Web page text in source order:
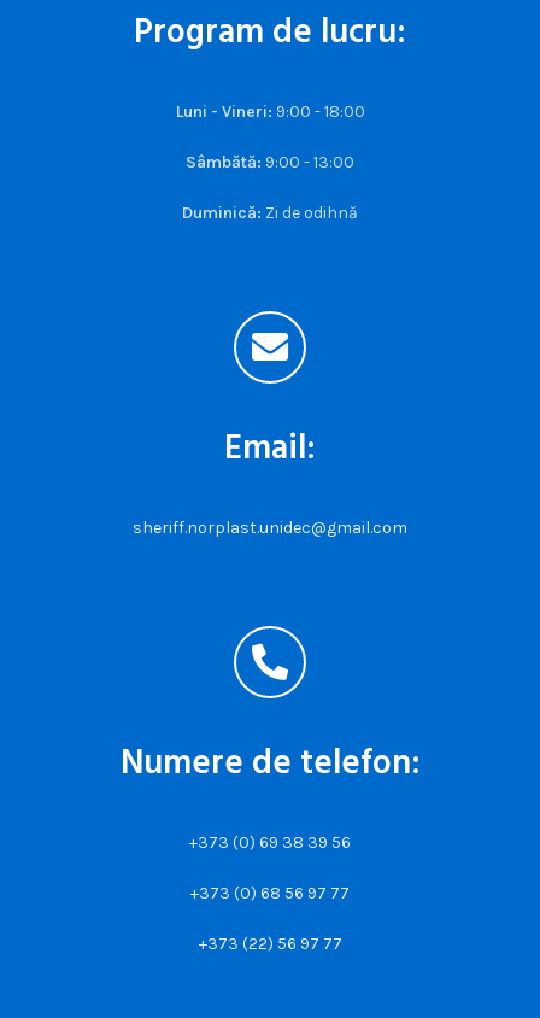
Program de lucru:
Luni - Vineri: 9:00 - 18:00
Sâmbătă: 9:00 - 13:00
Duminică: Zi de odihnă
Email:
sheriff.norplast.unidec@gmail.com
Numere de telefon:
+373 (0) 69 38 39 56
+373 (0) 68 56 97 77
+373 (22) 56 97 77